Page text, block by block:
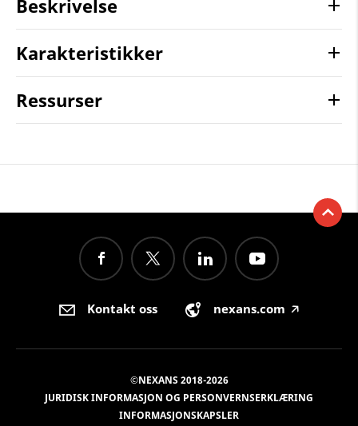
Beskrivelse
Karakteristikker
Ressurser
Kontakt oss nexans.com 🡥
©NEXANS 2018-2026
JURIDISK INFORMASJON OG PERSONVERNSERKLÆRING
INFORMASJONSKAPSLER